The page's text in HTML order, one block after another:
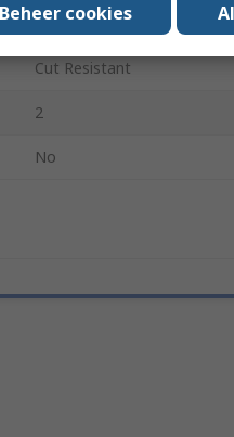
Winter Cut
Cut Resistant
2
No
Beheer cookies